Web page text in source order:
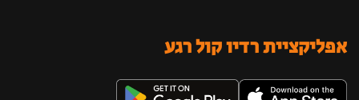
אפליקציית רדיו קול רגע